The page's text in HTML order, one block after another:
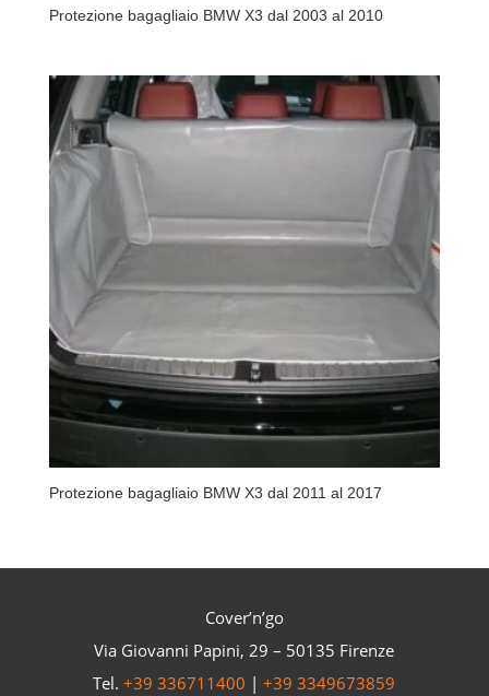
Protezione bagagliaio BMW X3 dal 2003 al 2010
Protezione bagagliaio BMW X3 dal 2011 al 2017
Cover’n’go
Via Giovanni Papini, 29 – 50135 Firenze
Tel.+39 336711400 |+39 3349673859